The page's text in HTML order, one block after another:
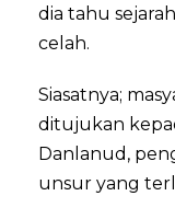
dia tahu
celah.
Siasatnya;
ditujukan
Danlanud,
unsur yang